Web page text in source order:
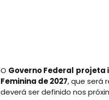
O Governo Federal projeta
Feminina de 2027, que será
deverá ser definido nos